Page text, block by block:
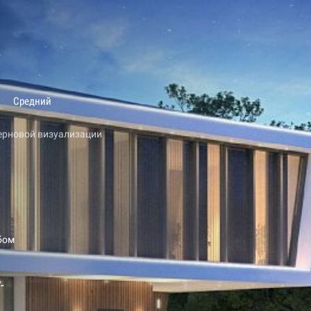
Средний
визуализации